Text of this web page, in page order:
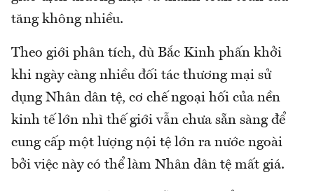
tăng không nhiều.
Theo giới phân tích, dù Bắc Kinh phấn khởi
khi ngày càng nhiều đối tác thương mại sử
dụng Nhân dân tệ, cơ chế ngoại hối của nền
kinh tế lớn nhì thế giới vẫn chưa sẵn sàng để
cung cấp một lượng nội tệ lớn ra nước ngoài
bởi việc này có thể làm Nhân dân tệ mất giá.